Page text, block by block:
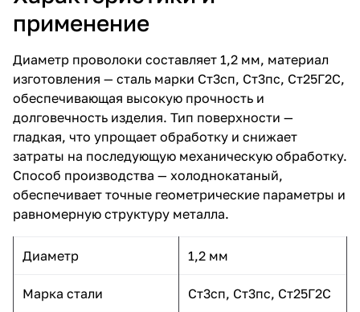
применение
Диаметр проволоки составляет 1,2 мм, материал
изготовления — сталь марки Ст3сп, Ст3пс, Ст25Г2С,
обеспечивающая высокую прочность и
долговечность изделия. Тип поверхности —
гладкая, что упрощает обработку и снижает
затраты на последующую механическую обработку.
Способ производства — холоднокатаный,
обеспечивает точные геометрические параметры и
равномерную структуру металла.
Диаметр 1,2 мм
Марка стали Ст3сп, Ст3пс, Ст25Г2С